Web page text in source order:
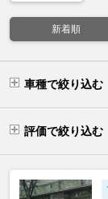
新着順
車種で絞り込む
評価で絞り込む